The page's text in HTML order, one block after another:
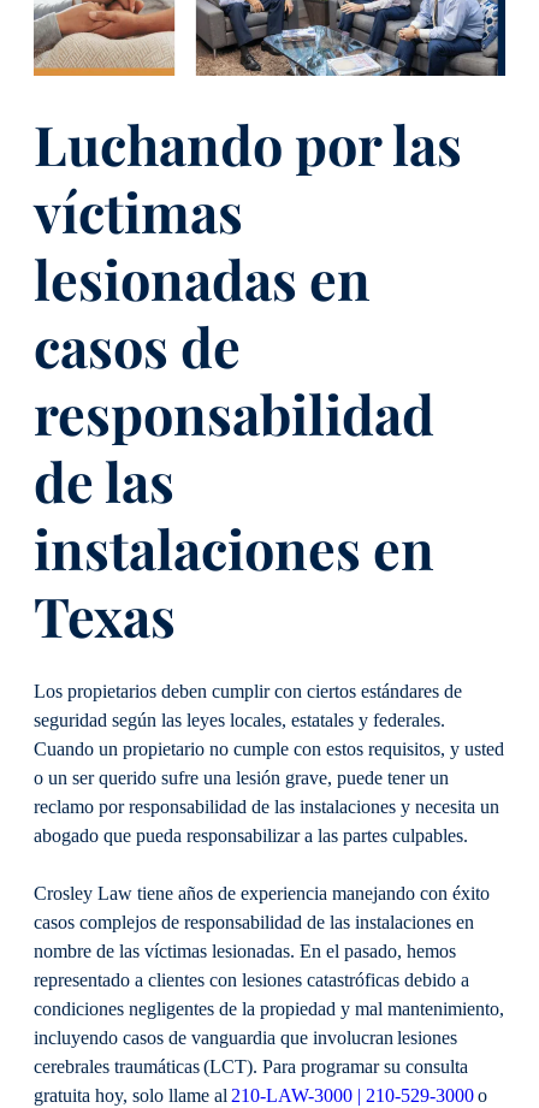
Luchando por las
víctimas
lesionadas en
casos de
responsabilidad
de las
instalaciones en
Texas
Los propietarios deben cumplir con ciertos estándares de
seguridad según las leyes locales, estatales y federales.
Cuando un propietario no cumple con estos requisitos, y usted
o un ser querido sufre una lesión grave, puede tener un
reclamo por responsabilidad de las instalaciones y necesita un
abogado que pueda responsabilizar a las partes culpables.
Crosley Law tiene años de experiencia manejando con éxito
casos complejos de responsabilidad de las instalaciones en
nombre de las víctimas lesionadas. En el pasado, hemos
representado a clientes con lesiones catastróficas debido a
condiciones negligentes de la propiedad y mal mantenimiento,
incluyendo casos de vanguardia que involucran lesiones
cerebrales traumáticas (LCT). Para programar su consulta
gratuita hoy, solo llame al210-LAW-3000 | 210-529-3000o